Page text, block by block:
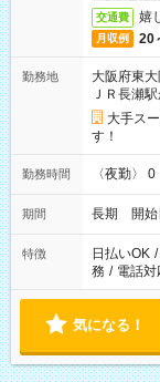
交通費 嬉
月収例 20
勤務地
大阪府東
ＪＲ長瀬
大手ス
す！
勤務時間 〈夜勤〉
期間 長期 開始
特徴 日払いOK /
務 / 電話対
気になる！